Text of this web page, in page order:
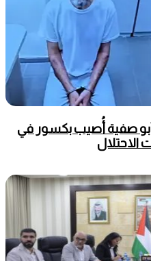
أبو صفية أُصيب بكسور في
الاحتلال